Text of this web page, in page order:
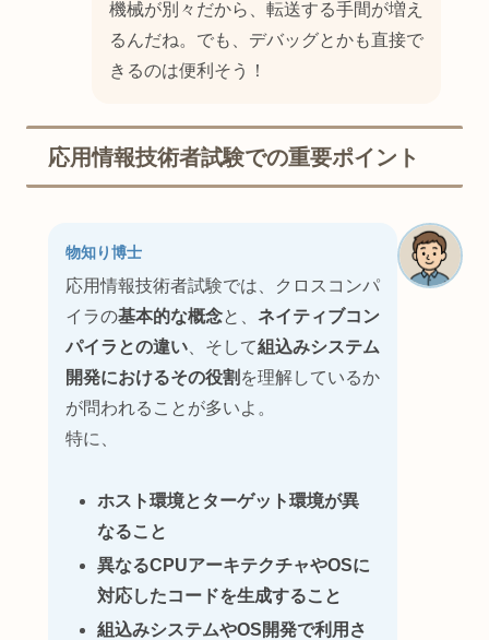
機械が別々だから、転送する手間が増え
るんだね。でも、デバッグとかも直接で
きるのは便利そう！
応用情報技術者試験での重要ポイント
物知り博士
応用情報技術者試験では、クロスコンパ
イラの基本的な概念と、 ネイティブコン
パイラとの違い 、そして組込みシステム
開発におけるその役割 を理解しているか
が問われることが多いよ。
特に、
ホスト環境とターゲット環境が異
なること
異なるCPUアーキテクチャやOSに
対応したコードを生成すること
組込みシステムやOS開発で利用さ